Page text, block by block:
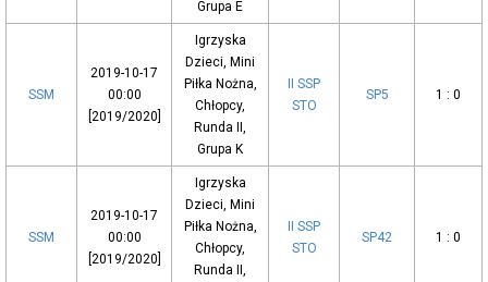
Grupa E
SSM
2019-10-17
00:00
[2019/2020]
Igrzyska
Dzieci, Mini
Piłka Nożna,
Chłopcy,
Runda II,
Grupa K
II SSP
STO
SP5 1 : 0
SSM
2019-10-17
00:00
[2019/2020]
Igrzyska
Dzieci, Mini
Piłka Nożna,
Chłopcy,
Runda II,
II SSP
STO
SP42 1 : 0